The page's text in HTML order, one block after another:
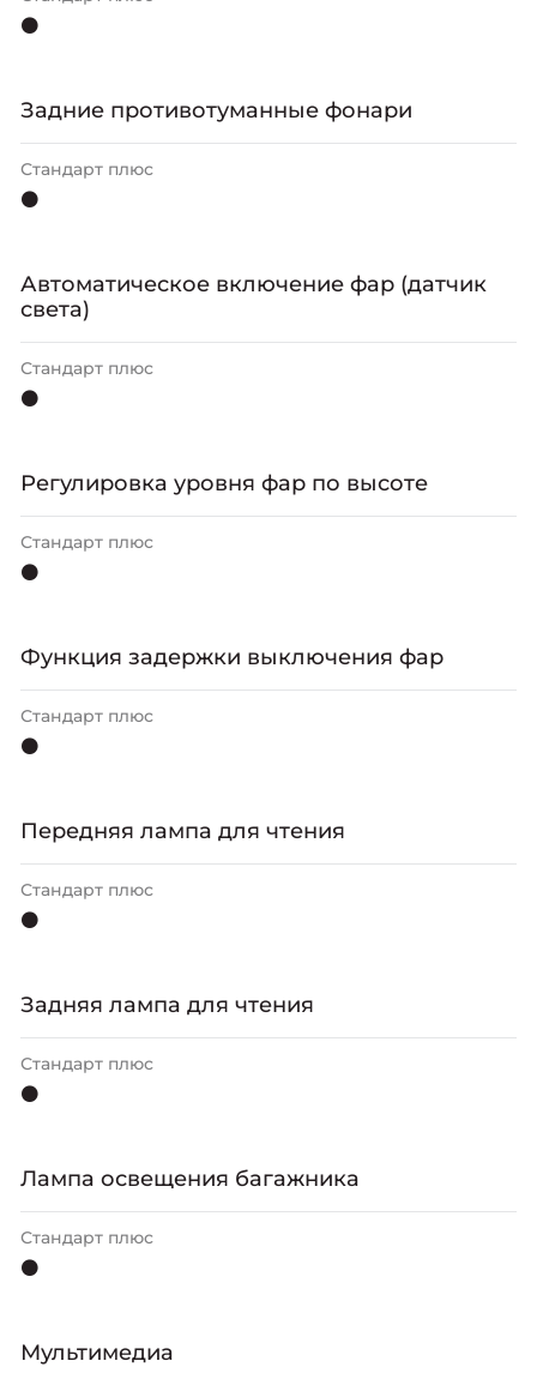
⚫
Задниe противотуманные фонари
Стандарт плюс
⚫
Автоматическое включение фар (датчик
света)
Стандарт плюс
⚫
Регулировка уровня фар по высоте
Стандарт плюс
⚫
Функция задержки выключения фар
Стандарт плюс
⚫
Передняя лампа для чтения
Стандарт плюс
⚫
Задняя лампа для чтения
Стандарт плюс
⚫
Лампа освещения багажника
Стандарт плюс
⚫
Мультимедиа